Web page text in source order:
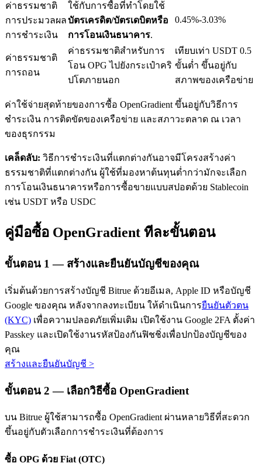
คว้าผลกำไรระยะยาวและผลประโยชน์ที่ยืดหยุ่น
เรียนรู้ Staking
เรียนรู้เกี่ยวกับการสร้างรายได้แบบพาสซีฟ
Bitrue
พันธมิตร Bitrue
มากถึง 65% คอมมิชชั่น!
ค่าธรรมชาติ
การประมวลผล
การชำระเงิน
ใช้กับการซื้อที่ทำโดยใช้
บัตรเครดิต/บัตรเดบิตหรือ
การโอนเงินธนาคาร.
0.45%-3.03%
ค่าธรรมชาติ
การถอน
ค่าธรรมชาติสำหรับการ
โอน OPG ไปยังกระเป๋าคริ
ปโตภายนอก
เทียบเท่า USDT 0.5
ขั้นต่ำ ขึ้นอยู่กับ
สภาพของเครือข่าย
ค่าใช้จ่ายสุดท้ายของการซื้อ OpenGradient ขึ้นอยู่กับวิธีการ
ชำระเงิน การติดขัดของเครือข่าย และสภาวะตลาด ณ เวลา
ของธุรกรรม
เคล็ดลับ: วิธีการชำระเงินที่แตกต่างกันอาจมีโครงสร้างค่า
ธรรมชาติที่แตกต่างกัน ผู้ใช้ที่มองหาต้นทุนต่ำกว่ามักจะเลือก
การโอนเงินธนาคารหรือการซื้อขายแบบสปอตด้วย Stablecoin
เช่น USDT หรือ USDC
คู่มือซื้อ OpenGradient ทีละขั้นตอน
ขั้นตอน 1 — สร้างและยืนยันบัญชีของคุณ
เริ่มต้นด้วยการสร้างบัญชี Bitrue ด้วยอีเมล, Apple ID หรือบัญชี
Google ของคุณ หลังจากลงทะเบียน ให้ดำเนินการยืนยันตัวตน
(KYC) เพื่อความปลอดภัยเพิ่มเติม เปิดใช้งาน Google 2FA ตั้งค่า
Passkey และเปิดใช้งานรหัสป้องกันฟิชชิ่งเพื่อปกป้องบัญชีของ
คุณ
สร้างและยืนยันบัญชี >
ขั้นตอน 2 — เลือกวิธีซื้อ OpenGradient
บน Bitrue ผู้ใช้สามารถซื้อ OpenGradient ผ่านหลายวิธีที่สะดวก
ขึ้นอยู่กับตัวเลือกการชำระเงินที่ต้องการ
ซื้อ OPG ด้วย Fiat (OTC)